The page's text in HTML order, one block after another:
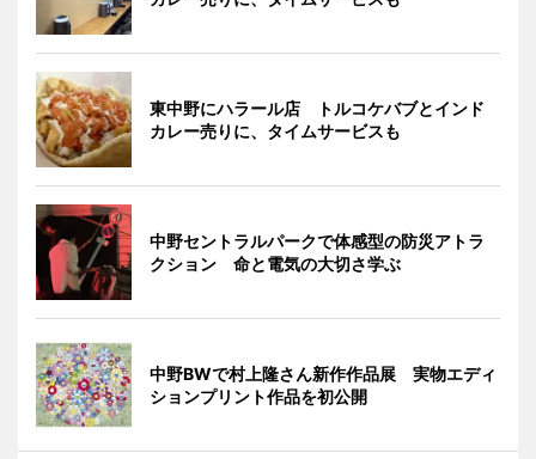
東中野にハラール店 トルコケバブとインド
カレー売りに、タイムサービスも
中野セントラルパークで体感型の防災アトラ
クション 命と電気の大切さ学ぶ
中野BWで村上隆さん新作作品展 実物エディ
ションプリント作品を初公開